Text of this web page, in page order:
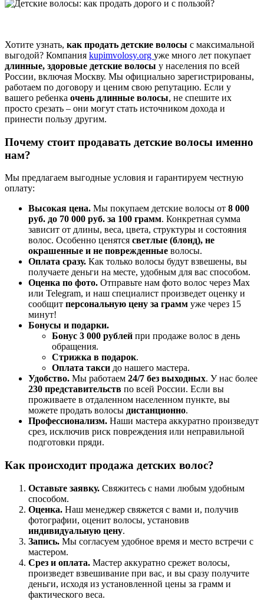
Хотите узнать, как продать детские волосы с максимальной
выгодой? Компания kupimvolosy.org уже много лет покупает
длинные, здоровые детские волосы у населения по всей
России, включая Москву. Мы официально зарегистрированы,
работаем по договору и ценим свою репутацию. Если у
вашего ребенка очень длинные волосы, не спешите их
просто срезать – они могут стать источником дохода и
принести пользу другим.
Почему стоит продавать детские волосы именно
нам?
Мы предлагаем выгодные условия и гарантируем честную
оплату:
Высокая цена. Мы покупаем детские волосы от 8 000
руб. до 70 000 руб. за 100 грамм. Конкретная сумма
зависит от длины, веса, цвета, структуры и состояния
волос. Особенно ценятся светлые (блонд), не
окрашенные и не поврежденные волосы.
Оплата сразу. Как только волосы будут взвешены, вы
получаете деньги на месте, удобным для вас способом.
Оценка по фото. Отправьте нам фото волос через Max
или Telegram, и наш специалист произведет оценку и
сообщит персональную цену за грамм уже через 15
минут!
Бонусы и подарки.
Бонус 3 000 рублей при продаже волос в день
обращения.
Стрижка в подарок.
Оплата такси до нашего мастера.
Удобство. Мы работаем 24/7 без выходных. У нас более
230 представительств по всей России. Если вы
проживаете в отдаленном населенном пункте, вы
можете продать волосы дистанционно.
Профессионализм. Наши мастера аккуратно произведут
срез, исключив риск повреждения или неправильной
подготовки пряди.
Как происходит продажа детских волос?
Оставьте заявку. Свяжитесь с нами любым удобным
способом.
Оценка. Наш менеджер свяжется с вами и, получив
фотографии, оценит волосы, установив
индивидуальную цену.
Запись. Мы согласуем удобное время и место встречи с
мастером.
Срез и оплата. Мастер аккуратно срежет волосы,
произведет взвешивание при вас, и вы сразу получите
деньги, исходя из установленной цены за грамм и
фактического веса.